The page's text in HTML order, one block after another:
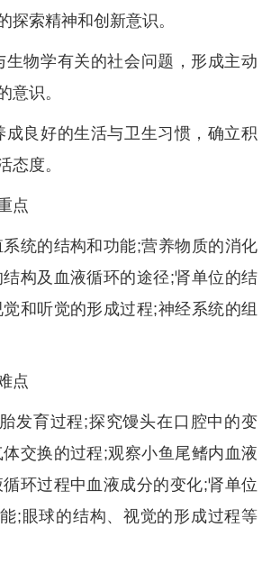
探索精神和创新意识。
生物学有关的社会问题，形成主动
意识。
成良好的生活与卫生习惯，确立积
态度。
点
系统的结构和功能;营养物质的消化
构及血液循环的途径;肾单位的结
和听觉的形成过程;神经系统的组
点
发育过程;探究馒头在口腔中的变
交换的过程;观察小鱼尾鳍内血液
环过程中血液成分的变化;肾单位
;眼球的结构、视觉的形成过程等